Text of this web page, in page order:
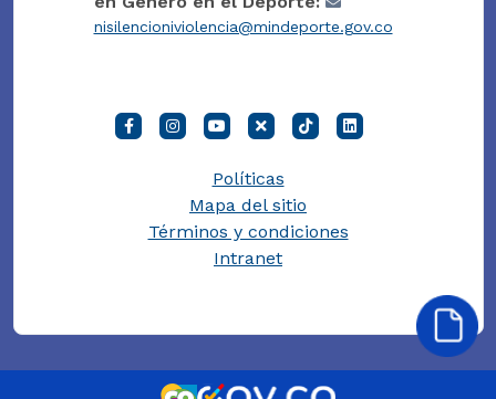
nisilencioniviolencia@mindeporte.gov.co
Políticas
Mapa del sitio
Términos y condiciones
Intranet